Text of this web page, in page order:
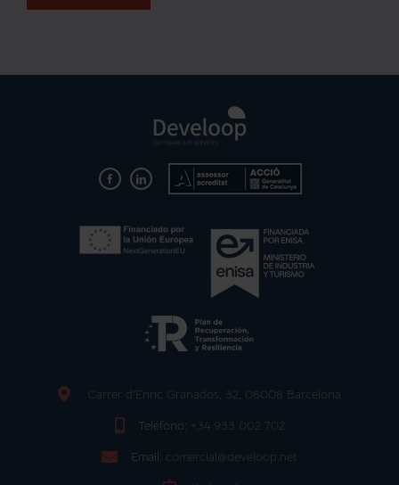
Carrer d'Enric Granados, 32, 08008 Barcelona
Teléfono: +34 933 002 702
Email: comercial@develoop.net